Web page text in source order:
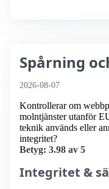
Spårning
2026-08-07
Kontrollerar om
molntjänster utanför
teknik används eller
integritet?
Betyg: 3.98 av 5
Integritet &